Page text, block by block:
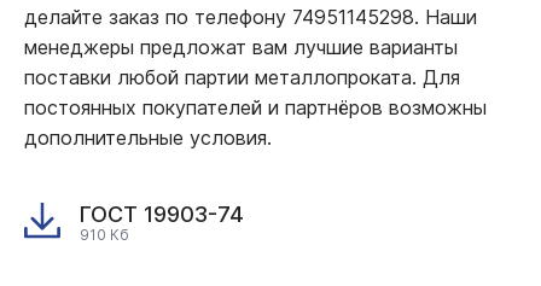
делайте заказ по телефону 74951145298. Наши
менеджеры предложат вам лучшие варианты
поставки любой партии металлопроката. Для
постоянных покупателей и партнёров возможны
дополнительные условия.
ГОСТ 19903-74
910 Кб